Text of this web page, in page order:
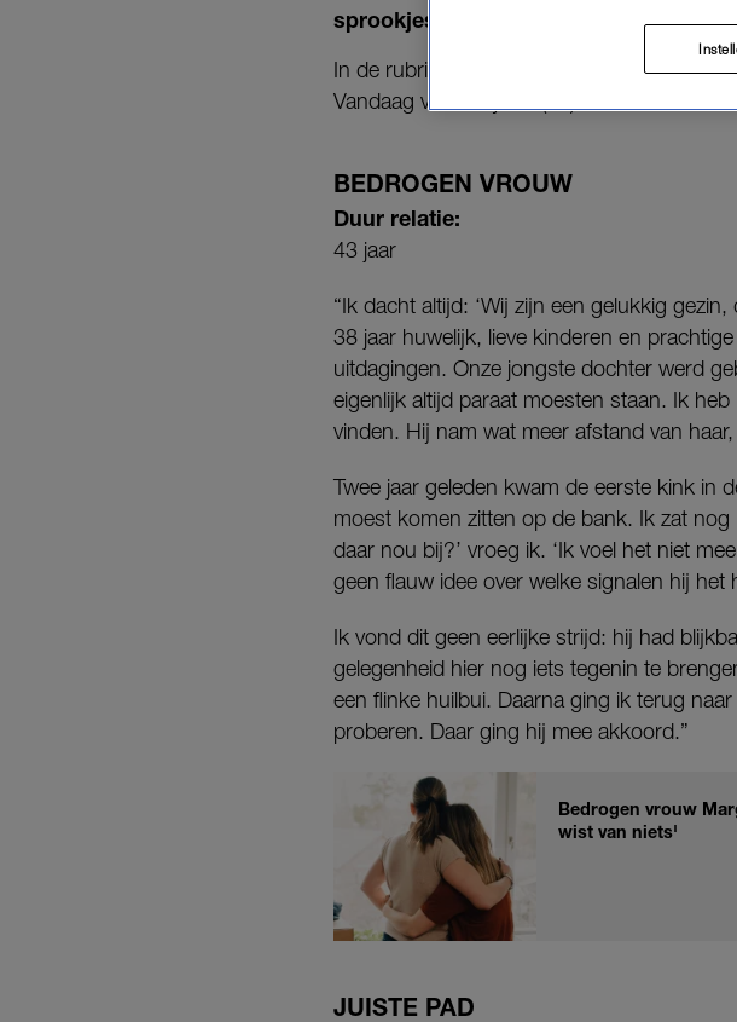
sprookjes een goed einde beschoren.
In de rubriek
spreken we
Vandaag vertelt Lydia* (61) haar verhaal.
BEDROGEN VROUW
Duur relatie:
43 jaar
“Ik dacht altijd: ‘Wij zijn een gelukkig
38 jaar huwelijk, lieve kinderen en
uitdagingen. Onze jongste dochter werd
eigenlijk altijd paraat moesten staan. Ik
vinden. Hij nam wat meer afstand van
Twee jaar geleden kwam de eerste kink in
moest komen zitten op de bank. Ik zat
daar nou bij?’ vroeg ik. ‘Ik voel het niet
geen flauw idee over welke signalen hij het
Ik vond dit geen eerlijke strijd: hij had
gelegenheid hier nog iets tegenin te
een flinke huilbui. Daarna ging ik terug
proberen. Daar ging hij mee akkoord.”
Bedrogen vrouw
wist van niets'
JUISTE PAD